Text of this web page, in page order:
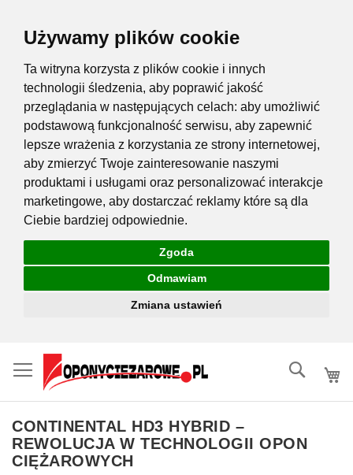
Używamy plików cookie
Ta witryna korzysta z plików cookie i innych
technologii śledzenia, aby poprawić jakość
przeglądania w następujących celach: aby umożliwić
podstawową funkcjonalność serwisu, aby zapewnić
lepsze wrażenia z korzystania ze strony internetowej,
aby zmierzyć Twoje zainteresowanie naszymi
produktami i usługami oraz personalizować interakcje
marketingowe, aby dostarczać reklamy które są dla
Ciebie bardziej odpowiednie.
Zgoda
Odmawiam
Zmiana ustawień
do
Szukaj
CONTINENTAL HD3 HYBRID –
REWOLUCJA W TECHNOLOGII OPON
CIĘŻAROWYCH